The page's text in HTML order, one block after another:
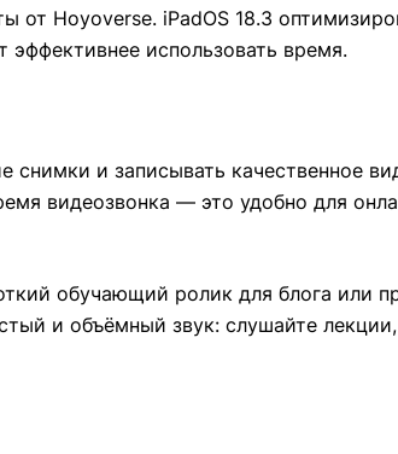
от Hoyoverse. iPadOS 18.3
эффективнее использовать время.
и записывать качественное
видеозвонка — это удобно для
обучающий ролик для блога или
и объёмный звук: слушайте